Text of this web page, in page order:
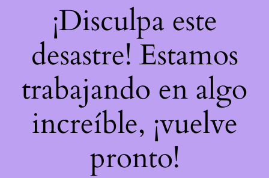
¡Disculpa este
desastre! Estamos
trabajando en algo
increíble, ¡vuelve
pronto!